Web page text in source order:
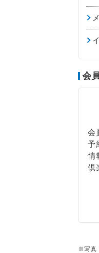
会
会
予
情
倶
※写真